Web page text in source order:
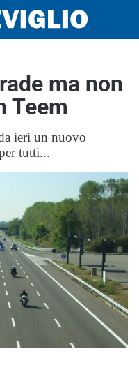
ma non
Teem
ieri un nuovo
tutti...